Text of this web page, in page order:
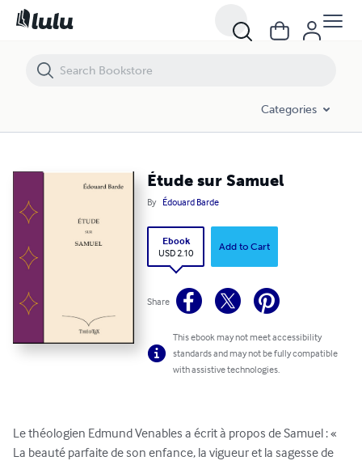
Categories
Étude sur Samuel
By Édouard Barde
Ebook
USD 2.10
Add to Cart
Share
This ebook may not meet accessibility
standards and may not be fully compatible
with assistive technologies.
Le théologien Edmund Venables a écrit à propos de Samuel : «
La beauté parfaite de son enfance, la vigueur et la sagesse de
Étude sur Samuel